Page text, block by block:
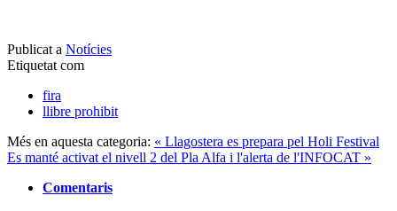
Publicat a Notícies
Etiquetat com
fira
llibre prohibit
Més en aquesta categoria: « Llagostera es prepara pel Holi Festival
Es manté activat el nivell 2 del Pla Alfa i l'alerta de l'INFOCAT »
Comentaris